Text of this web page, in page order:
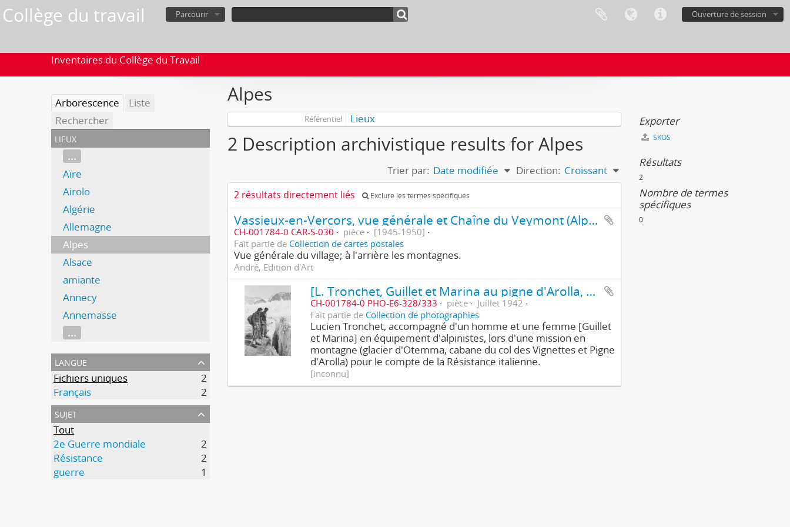
Collège du travail Ouverture de session
Parcourir
Inventaires du Collège du Travail
Arborescence
Liste
Rechercher
lieux
...
Aïre
Airolo
Algérie
Allemagne
Alpes
Alsace
amiante
Annecy
Annemasse
...
langue
Fichiers uniques
2
Français
2
sujet
Tout
2e Guerre mondiale
2
Résistance
2
guerre
1
Alpes
Référentiel Lieux
2 Description archivistique results for Alpes
Trier par: Date modifiée Direction: Croissant
2 résultats directement liés Exclure les termes spécifiques
Vassieux-en-Vercors, vue générale et Chaîne du Veymont (Alpes)
CH-001784-0 CAR-S-030 pièce
[1945-1950]
Fait partie de Collection de cartes postales
Vue générale du village; à l'arrière les montagnes.
André, Edition d'Art
[L. Tronchet, Guillet et Marina au pigne d'Arolla, agents de liaison de la Résistance]
CH-001784-0 PHO-E6-328/333 pièce
Juillet 1942
Fait partie de Collection de photographies
Lucien Tronchet, accompagné d'un homme et une femme [Guillet
et Marina] en équipement d'alpinistes, lors d'une mission en
montagne (glacier d'Otemma, cabane du col des Vignettes et Pigne
d'Arolla) pour le compte de la Résistance italienne.
[inconnu]
Exporter
SKOS
Résultats
2
Nombre de termes
spécifiques
0